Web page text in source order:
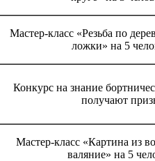
Мастер-класс «Резьба по
ложки» на 5
Конкурс на знание
получают
Мастер-класс «Картина из
валяние» на 5